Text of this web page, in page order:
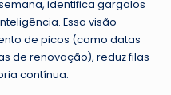
identifica gargalos
Essa visão
de picos (como datas
de renovação), reduz filas
contínua.